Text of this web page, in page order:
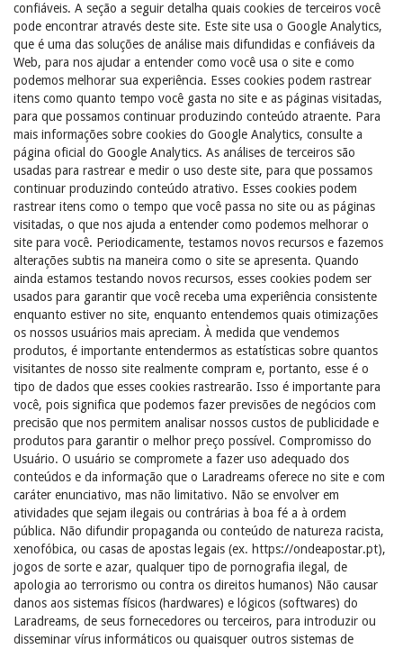
confiáveis. A seção a seguir detalha quais cookies de terceiros você
pode encontrar através deste site. Este site usa o Google Analytics,
que é uma das soluções de análise mais difundidas e confiáveis ​​da
Web, para nos ajudar a entender como você usa o site e como
podemos melhorar sua experiência. Esses cookies podem rastrear
itens como quanto tempo você gasta no site e as páginas visitadas,
para que possamos continuar produzindo conteúdo atraente. Para
mais informações sobre cookies do Google Analytics, consulte a
página oficial do Google Analytics. As análises de terceiros são
usadas para rastrear e medir o uso deste site, para que possamos
continuar produzindo conteúdo atrativo. Esses cookies podem
rastrear itens como o tempo que você passa no site ou as páginas
visitadas, o que nos ajuda a entender como podemos melhorar o
site para você. Periodicamente, testamos novos recursos e fazemos
alterações subtis na maneira como o site se apresenta. Quando
ainda estamos testando novos recursos, esses cookies podem ser
usados ​​para garantir que você receba uma experiência consistente
enquanto estiver no site, enquanto entendemos quais otimizações
os nossos usuários mais apreciam. À medida que vendemos
produtos, é importante entendermos as estatísticas sobre quantos
visitantes de nosso site realmente compram e, portanto, esse é o
tipo de dados que esses cookies rastrearão. Isso é importante para
você, pois significa que podemos fazer previsões de negócios com
precisão que nos permitem analisar nossos custos de publicidade e
produtos para garantir o melhor preço possível. Compromisso do
Usuário. O usuário se compromete a fazer uso adequado dos
conteúdos e da informação que o Laradreams oferece no site e com
caráter enunciativo, mas não limitativo. Não se envolver em
atividades que sejam ilegais ou contrárias à boa fé a à ordem
pública. Não difundir propaganda ou conteúdo de natureza racista,
xenofóbica, ou casas de apostas legais (ex. https://ondeapostar.pt),
jogos de sorte e azar, qualquer tipo de pornografia ilegal, de
apologia ao terrorismo ou contra os direitos humanos) Não causar
danos aos sistemas físicos (hardwares) e lógicos (softwares) do
Laradreams, de seus fornecedores ou terceiros, para introduzir ou
disseminar vírus informáticos ou quaisquer outros sistemas de